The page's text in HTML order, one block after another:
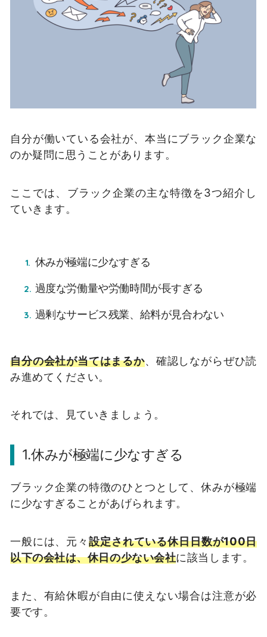
自分が働いている会社が、本当にブラック企業な
のか疑問に思うことがあります。
ここでは、ブラック企業の主な特徴を3つ紹介し
ていきます。
休みが極端に少なすぎる
過度な労働量や労働時間が長すぎる
過剰なサービス残業、給料が見合わない
自分の会社が当てはまるか、確認しながらぜひ読
み進めてください。
それでは、見ていきましょう。
1.休みが極端に少なすぎる
ブラック企業の特徴のひとつとして、休みが極端
に少なすぎることがあげられます。
一般には、元々設定されている休日日数が100日
以下の会社は、休日の少ない会社に該当します。
また、有給休暇が自由に使えない場合は注意が必
要です。